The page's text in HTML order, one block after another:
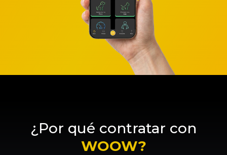
¿Por qué contratar con
WOOW?